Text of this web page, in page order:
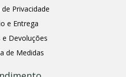
Privacidade
e Entrega
e Devoluções
de Medidas